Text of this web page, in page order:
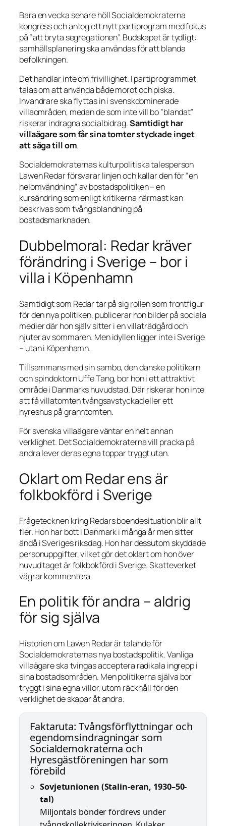
Bara en vecka senare höll Socialdemokraterna
kongress och antog ett nytt partiprogram med fokus
på ”att bryta segregationen”. Budskapet är tydligt:
samhällsplanering ska användas för att blanda
befolkningen.
Det handlar inte om frivillighet. I partiprogrammet
talas om att använda både morot och piska.
Invandrare ska flyttas in i svenskdominerade
villaområden, medan de som inte vill bo ”blandat”
riskerar indragna socialbidrag.Samtidigt har
villaägare som får sina tomter styckade inget
att säga till om.
Socialdemokraternas kulturpolitiska talesperson
Lawen Redar försvarar linjen och kallar den för ”en
helomvändning” av bostadspolitiken – en
kursändring som enligt kritikerna närmast kan
beskrivas som tvångsblandning på
bostadsmarknaden.
Dubbelmoral: Redar kräver
förändring i Sverige – bor i
villa i Köpenhamn
Samtidigt som Redar tar på sig rollen som frontfigur
för den nya politiken, publicerar hon bilder på sociala
medier där hon själv sitter i en villaträdgård och
njuter av sommaren. Men idyllen ligger inte i Sverige
– utan i Köpenhamn.
Tillsammans med sin sambo, den danske politikern
och spindoktorn Uffe Tang, bor hon i ett attraktivt
område i Danmarks huvudstad. Där riskerar hon inte
att få villatomten tvångsavstyckad eller ett
hyreshus på granntomten.
För svenska villaägare väntar en helt annan
verklighet. Det Socialdemokraterna vill pracka på
andra lever deras egna toppar tryggt utan.
Oklart om Redar ens är
folkbokförd i Sverige
Frågetecknen kring Redars boendesituation blir allt
fler. Hon har bott i Danmark i många år men sitter
ändå i Sveriges riksdag. Hon har dessutom skyddade
personuppgifter, vilket gör det oklart om hon över
huvud taget är folkbokförd i Sverige. Skatteverket
vägrar kommentera.
En politik för andra – aldrig
för sig själva
Historien om Lawen Redar är talande för
Socialdemokraternas nya bostadspolitik. Vanliga
villaägare ska tvingas acceptera radikala ingrepp i
sina bostadsområden. Men politikerna själva bor
tryggt i sina egna villor, utom räckhåll för den
verklighet de skapar åt andra.
Faktaruta: Tvångsförflyttningar och
egendomsindragningar som
Socialdemokraterna och
Hyresgästföreningen har som
förebild
Sovjetunionen (Stalin-eran, 1930–50-
tal)
Miljontals bönder fördrevs under